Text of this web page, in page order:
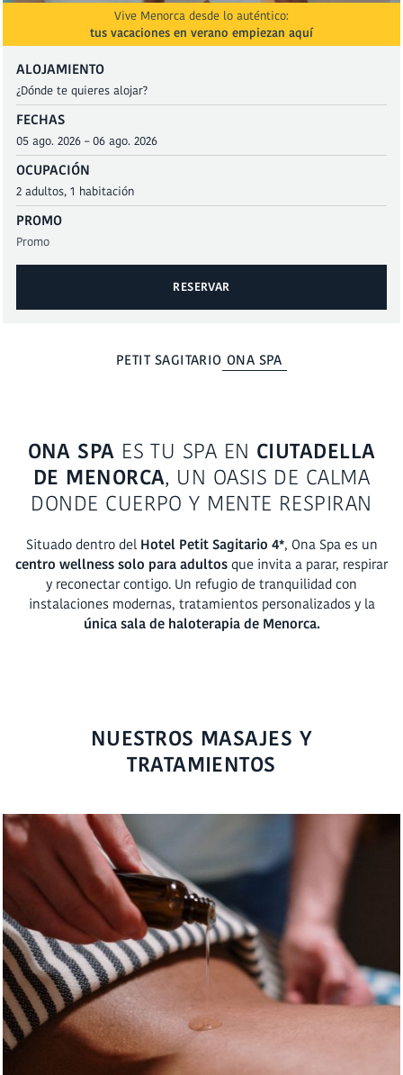
Vive Menorca desde lo auténtico:
tus vacaciones en verano empiezan aquí
ALOJAMIENTO
FECHAS
OCUPACIÓN
PROMO
RESERVAR
PETIT SAGITARIO ONA SPA
ONA SPA ES TU SPA EN CIUTADELLA
DE MENORCA, UN OASIS DE CALMA
DONDE CUERPO Y MENTE RESPIRAN
Situado dentro del Hotel Petit Sagitario 4*, Ona Spa es un
centro wellness solo para adultosque invita a parar, respirar
y reconectar contigo. Un refugio de tranquilidad con
instalaciones modernas, tratamientos personalizados y la
única sala de haloterapia de Menorca.
NUESTROS MASAJES Y
TRATAMIENTOS